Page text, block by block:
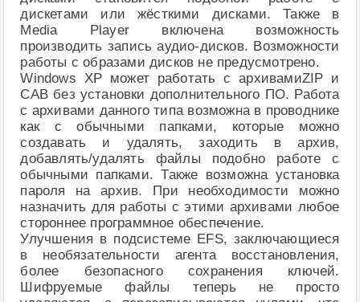
дискетами или жёсткими дисками. Также в
Media Player включена возможность
производить запись аудио-дисков. Возможности
работы с образами дисков не предусмотрено.
Windows XP может работать с архивамиZIP и
CAB без установки дополнительного ПО. Работа
с архивами данного типа возможна в проводнике
как с обычными папками, которые можно
создавать и удалять, заходить в архив,
добавлять/удалять файлы подобно работе с
обычными папками. Также возможна установка
пароля на архив. При необходимости можно
назначить для работы с этими архивами любое
стороннее программное обеспечение.
Улучшения в подсистеме EFS, заключающиеся
в необязательности агента восстановления,
более безопасного сохранения ключей.
Шифруемые файлы теперь не просто